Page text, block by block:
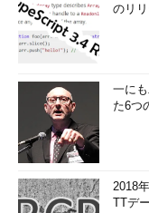
のリ
一に
た6つ
2018
TTデ